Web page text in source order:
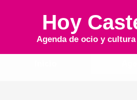
Hoy
Agenda de ocio y cultura